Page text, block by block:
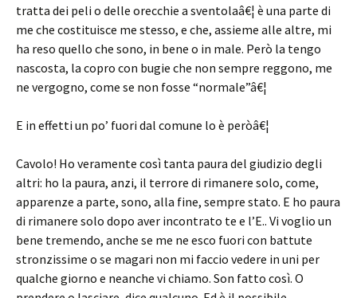
tratta dei peli o delle orecchie a sventolaâ€¦ è una parte di
me che costituisce me stesso, e che, assieme alle altre, mi
ha reso quello che sono, in bene o in male. Però la tengo
nascosta, la copro con bugie che non sempre reggono, me
ne vergogno, come se non fosse “normale”â€¦
E in effetti un po’ fuori dal comune lo è peròâ€¦
Cavolo! Ho veramente così tanta paura del giudizio degli
altri: ho la paura, anzi, il terrore di rimanere solo, come,
apparenze a parte, sono, alla fine, sempre stato. E ho paura
di rimanere solo dopo aver incontrato te e l’E.. Vi voglio un
bene tremendo, anche se me ne esco fuori con battute
stronzissime o se magari non mi faccio vedere in uni per
qualche giorno e neanche vi chiamo. Son fatto così. O